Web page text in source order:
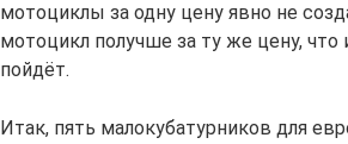
мотоциклы за одну цену явно не
мотоцикл получше за ту же цену,
пойдёт.
Итак, пять малокубатурников для